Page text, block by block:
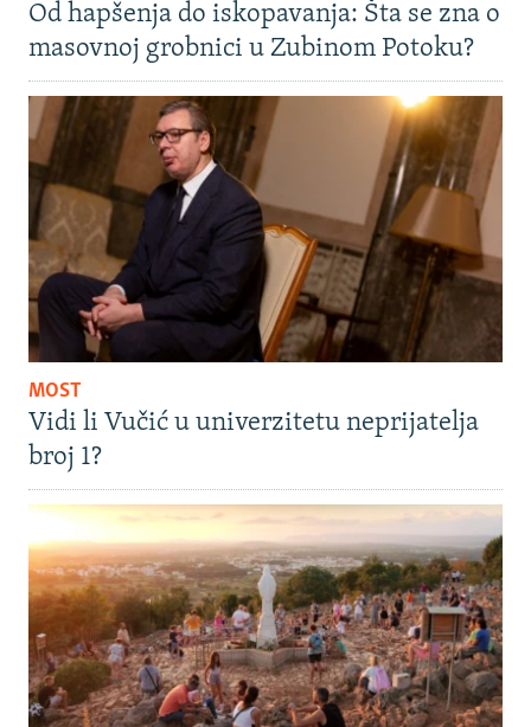
Od hapšenja do iskopavanja: Šta se zna o
masovnoj grobnici u Zubinom Potoku?
MOST
Vidi li Vučić u univerzitetu neprijatelja
broj 1?